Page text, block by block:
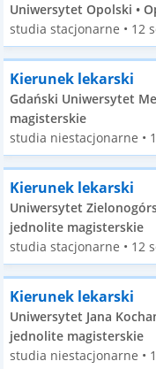
Uniwersytet Opolski •
studia stacjonarne • 12
Kierunek lekarski
Gdański Uniwersytet
magisterskie
studia niestacjonarne •
Kierunek lekarski
Uniwersytet
jednolite magisterskie
studia stacjonarne • 12
Kierunek lekarski
Uniwersytet Jana
jednolite magisterskie
studia niestacjonarne •